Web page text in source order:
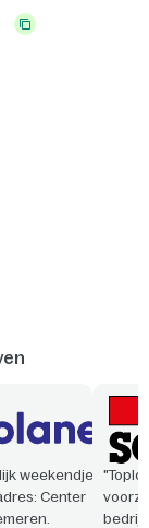
weekendje
Center